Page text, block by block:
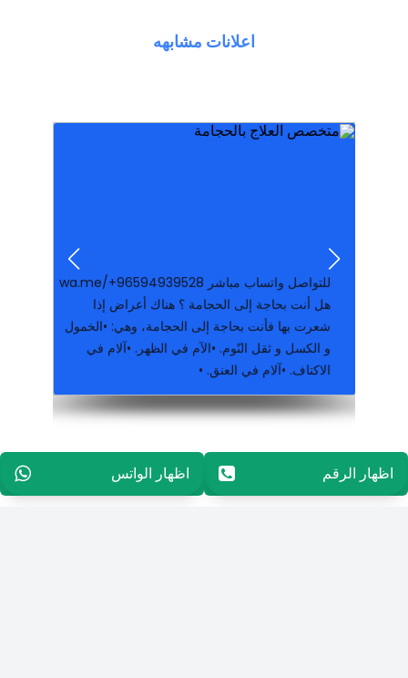
اعلانات مشابهه
للقضاء على حشرات الزهيوي والنمل الابيض كفائه
نضلك في الحال
للتواصل واتساب مباشر wa.me/+96594939528
هل ﺃﻧﺖ ﺑﺤﺎﺟﺔ ﺇﻟﻰ ﺍﻟﺤﺠﺎﻣﺔ ؟ ﻫﻨﺎﻙ ﺃﻋﺮﺍﺽ ﺇﺫﺍ
ﺷﻌﺮﺕ ﺑﻬﺎ ﻓﺄﻧﺖ ﺑﺤﺎﺟﺔ ﺇﻟﻰ ﺍﻟﺤﺠﺎﻣﺔ، وهي: •ﺍﻟﺨﻤﻮﻝ
ﻭ ﺍﻟﻜﺴﻞ ﻭ ﺛﻘﻞ ﺍﻟﻨّﻮﻡ. •ﺍﻵﻡ ﻓﻲ الظهر. •آلام في
ﺍﻻﻛﺘﺎﻑ. •آلام في العنق. •
اظهار الرقم96565594848 اظهار الواتس96565594848